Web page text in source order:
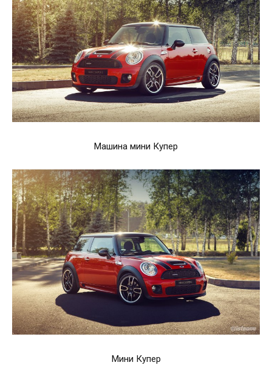
Машина мини Купер
Мини Купер